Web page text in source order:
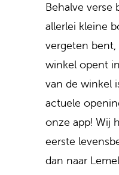
Behalve verse
allerlei kleine
vergeten bent,
winkel opent
van de winkel
actuele
onze app! Wij
eerste
dan naar